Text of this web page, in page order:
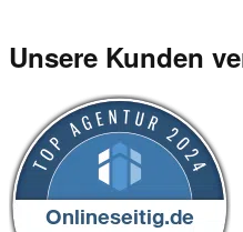
Unsere Kunden